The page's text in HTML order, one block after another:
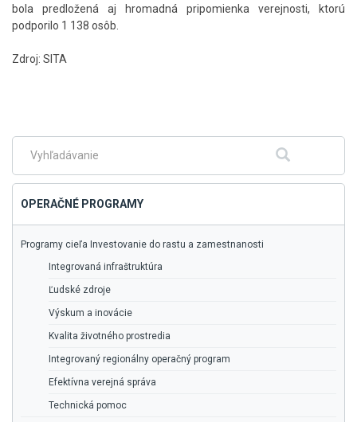
bola predložená aj hromadná pripomienka verejnosti, ktorú
podporilo 1 138 osôb.
Zdroj: SITA
hlavné
menu
Fulltextové
Hľadať
OPERAČNÉ PROGRAMY
Programy cieľa Investovanie do rastu a zamestnanosti
Integrovaná infraštruktúra
Ľudské zdroje
Výskum a inovácie
Kvalita životného prostredia
Integrovaný regionálny operačný program
Efektívna verejná správa
Technická pomoc